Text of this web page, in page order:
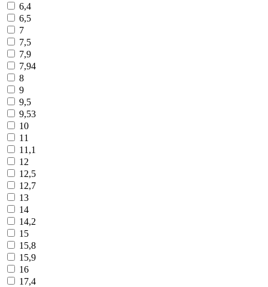
6,4
6,5
7
7,5
7,9
7,94
8
9
9,5
9,53
10
11
11,1
12
12,5
12,7
13
14
14,2
15
15,8
15,9
16
17,4